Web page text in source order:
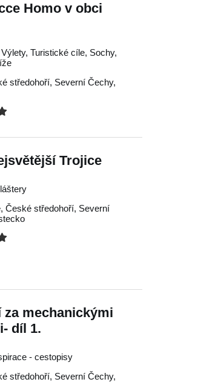
Homo v obci
Turistické cíle, Sochy,
středohoří, Severní Čechy,
Trojice
, České středohoří, Severní
za mechanickými
díl 1.
- cestopisy
středohoří, Severní Čechy,